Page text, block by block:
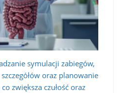
symulacji zabiegów,
oraz planowanie
zwiększa czułość oraz